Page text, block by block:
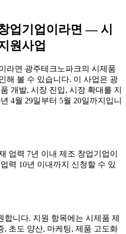
업기업이라면 — 시
원사업
라면 광주테크노파크의 시제품
해 볼 수 있습니다. 이 사업은 광
개발, 시장 진입, 시장 확대를 지
4월 29일부터 5월 20일까지입니
업력 7년 이내 제조 창업기업이
력 10년 이내까지 신청할 수 있
합니다. 지원 항목에는 시제품 제
, 초도 양산, 마케팅, 제품 고도화